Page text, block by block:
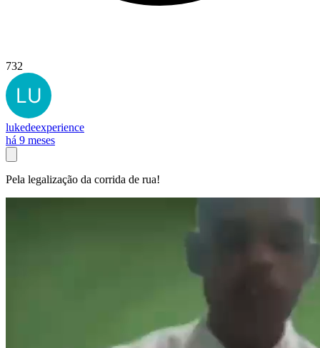
732
lukedeexperience
há 9 meses
Pela legalização da corrida de rua!